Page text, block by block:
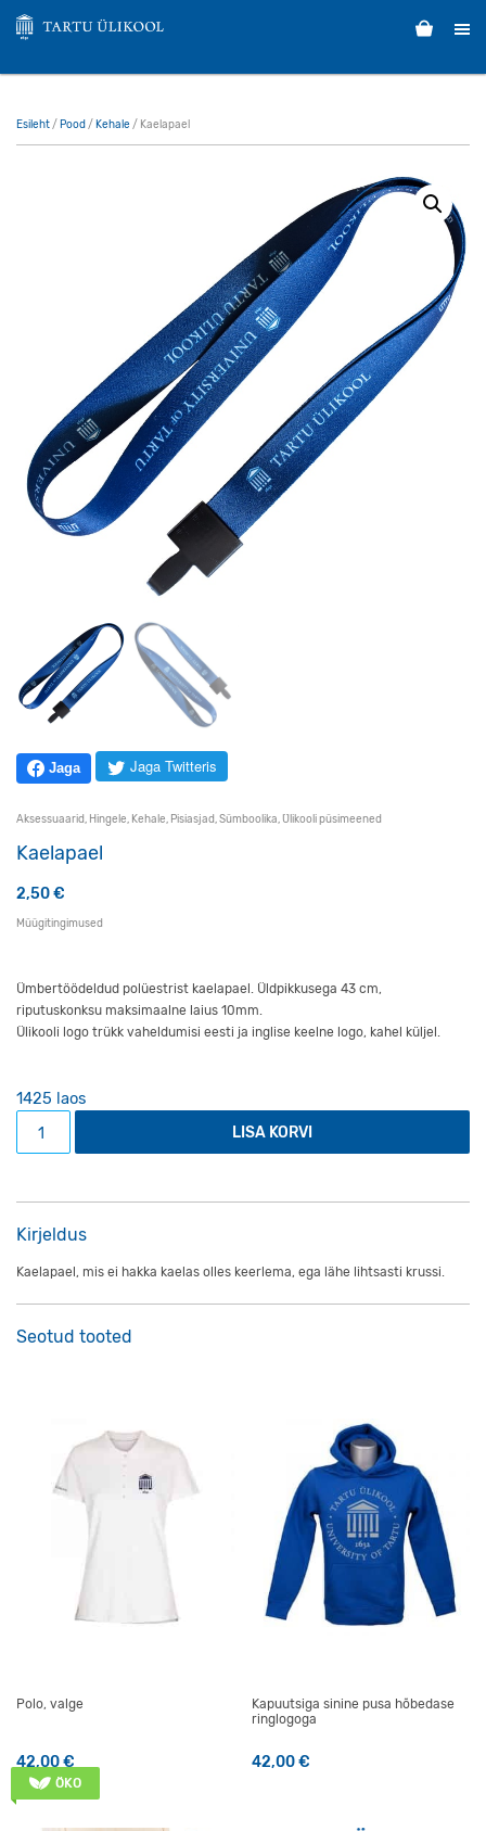
Esileht/ Pood / Kehale / Kaelapael
Jaga Jaga Twitteris
Aksessuaarid, Hingele, Kehale, Pisiasjad,Sümboolika, Ülikooli püsimeened
Kaelapael
2,50€
Müügitingimused
Ümbertöödeldud polüestrist kaelapael. Üldpikkusega 43 cm,
riputuskonksu maksimaalne laius 10mm.
Ülikooli logo trükk vaheldumisi eesti ja inglise keelne logo, kahel küljel.
1425 laos
Kaelapael kogus
LISA KORVI
Kirjeldus
Kaelapael, mis ei hakka kaelas olles keerlema, ega lähe lihtsasti krussi.
Seotud tooted
Polo, valge
42,00€
Sellel tootel on mitu varianti. Valikuid saab teha
Kapuutsiga sinine pusa hõbedase
ringlogoga
42,00€
ÖKO